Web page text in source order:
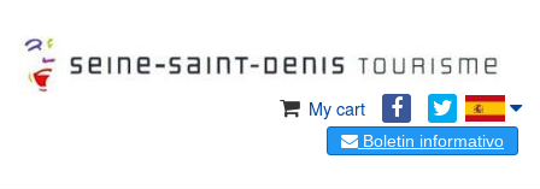
My cart
Boletin informativo